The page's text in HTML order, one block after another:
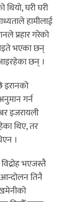
घरी घरी
हामीलाई
प्रहार गरेको
भएका छन्
छन् ।
इरानको
गर्न
इजरायली
थिए, तर
।
भएजस्तै
तिनै